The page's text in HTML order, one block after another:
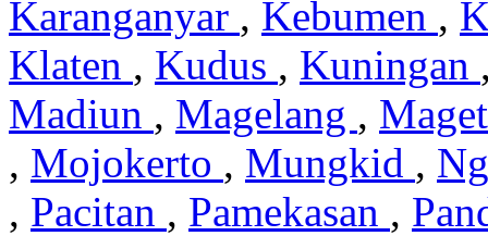
Karanganyar , Kebumen ,
Klaten , Kudus , Kuningan
Madiun , Magelang ,
, Mojokerto , Mungkid ,
, Pacitan , Pamekasan ,